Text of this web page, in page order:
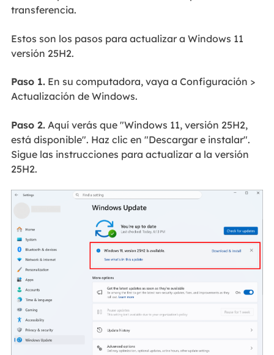
transferencia.
Estos son los pasos para actualizar a Windows 11
versión 25H2.
Paso 1.En su computadora, vaya a Configuración >
Actualización de Windows.
Paso 2.Aquí verás que "Windows 11, versión 25H2,
está disponible". Haz clic en "Descargar e instalar".
Sigue las instrucciones para actualizar a la versión
25H2.